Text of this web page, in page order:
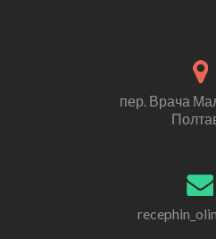
пер. Врача